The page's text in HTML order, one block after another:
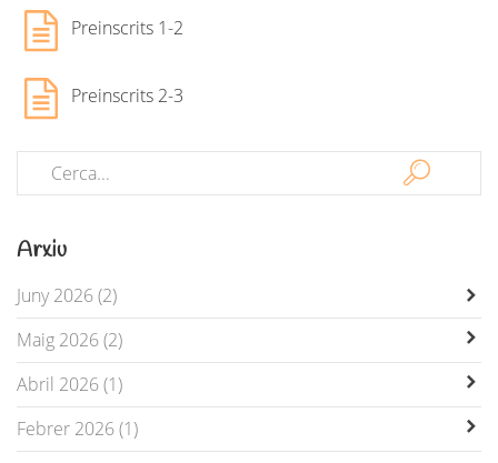
Preinscrits 1-2
Preinscrits 2-3
Arxiu
Juny 2026 (2)
Maig 2026 (2)
Abril 2026 (1)
Febrer 2026 (1)